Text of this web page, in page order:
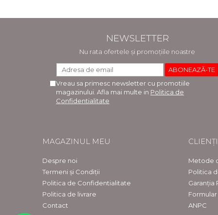
NEWSLETTER
Nu rata ofertele și promoțiile noastre
Vreau sa primesc newsletter cu promotiile
magazinului. Afla mai multe in Politica de
Confidentialitate
MAGAZINUL MEU
Despre noi
Termeni și Condiții
Politica de Confidentialitate
Politica de livrare
Contact
CLIENȚI
Metode
Politica
Garanția
ANPC